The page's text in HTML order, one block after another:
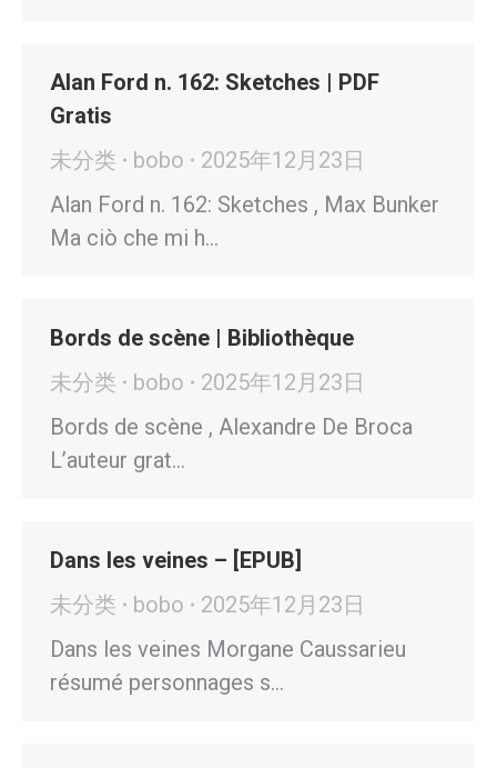
Alan Ford n. 162: Sketches | PDF
Gratis
未分类
bobo
2025年12月23日
Alan Ford n. 162: Sketches , Max Bunker
Ma ciò che mi h…
Bords de scène | Bibliothèque
未分类
bobo
2025年12月23日
Bords de scène , Alexandre De Broca
L’auteur grat…
Dans les veines – [EPUB]
未分类
bobo
2025年12月23日
Dans les veines Morgane Caussarieu
résumé personnages s…